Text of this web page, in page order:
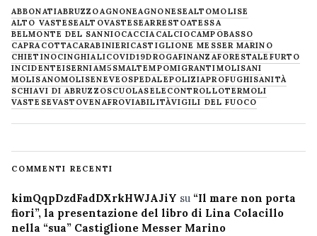
ABBONATIABRUZZOAGNONEAGNONESEALTOMOLISE
ALTO VASTESEALTOVASTESEARRESTOATESSA
BELMONTE DEL SANNIOCACCIACALCIOCAMPOBASSO
CAPRACOTTACARABINIERICASTIGLIONE MESSER MARINO
CHIETINOCINGHIALICOVID19DROGAFINANZAFORESTALE FURTO
INCIDENTEISERNIAM5SMALTEMPOMIGRANTIMOLISANI
MOLISANOMOLISENEVE OSPEDALEPOLIZIAPROFUGHISANITÀ
SCHIAVI DI ABRUZZOSCUOLASELECONTROLLOTERMOLI
VASTESEVASTOVENAFROVIABILITÀVIGILI DEL FUOCO
COMMENTI RECENTI
kimQqpDzdFadDXrkHWJAJiY su “Il mare non porta
fiori”, la presentazione del libro di Lina Colacillo
nella “sua” Castiglione Messer Marino